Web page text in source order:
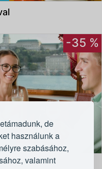
de
használunk a
szabásához,
valamint
-35 %